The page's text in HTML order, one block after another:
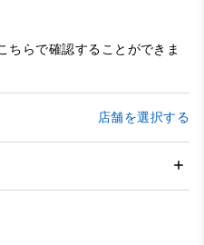
ちらで確認することができま
店舗を選択する